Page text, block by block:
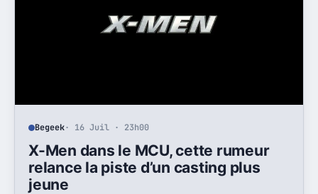
Begeek· 16 Juil · 23h00
X-Men dans le MCU, cette rumeur
relance la piste d’un casting plus
jeune